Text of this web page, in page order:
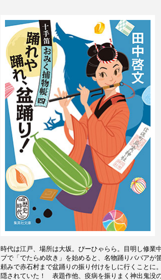
時代は江戸、場所は大坂。ぴーひゃらら。目明し修業
ブで「でたらめ吹き」を始めると、名物踊りババア
頼みで赤石村まで盆踊りの振り付けをしに行くこと
隠されていた！ 表題作他、疫病を振りまく神出鬼没